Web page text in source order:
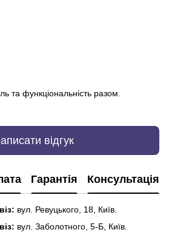
та функціональність разом.
відгук
Гарантія Консультація
вул. Ревуцького, 18, Київ.
вул. Заболотного, 5-Б, Київ.